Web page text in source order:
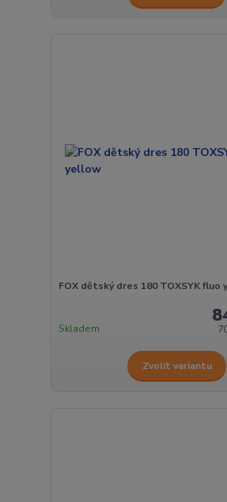
FOX dětský dres 180 TOXSYK fluo
Skladem
Zvolit variantu